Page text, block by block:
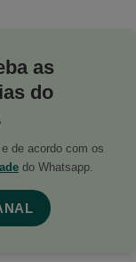
as
do
de acordo com os
do Whatsapp.